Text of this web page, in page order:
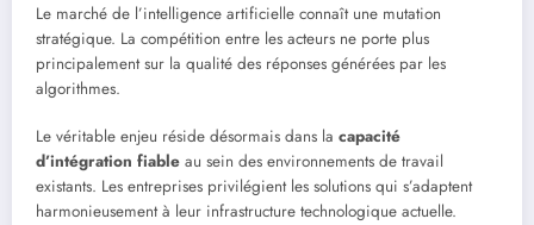
Le marché de l’intelligence artificielle connaît une mutation
stratégique. La compétition entre les acteurs ne porte plus
principalement sur la qualité des réponses générées par les
algorithmes.
Le véritable enjeu réside désormais dans la capacité
d’intégration fiable au sein des environnements de travail
existants. Les entreprises privilégient les solutions qui s’adaptent
harmonieusement à leur infrastructure technologique actuelle.